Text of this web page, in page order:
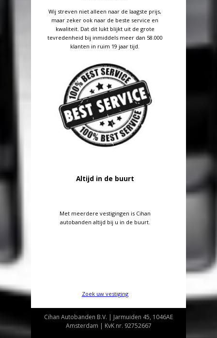
Wij streven niet alleen naar de laagste prijs,
maar zeker ook naar de beste service en
kwaliteit. Dat dit lukt blijkt uit de grote
tevredenheid bij inmiddels meer dan 58.000
klanten in ruim 19 jaar tijd.
Altijd in de buurt
Met meerdere vestigingen is Cihan
autobanden altijd bij u in de buurt.
Zoek uw vestiging
Cihan Autobanden B.V. | Jarmuiden 45, 1046AE
Amsterdam | KvK nr. 92752667